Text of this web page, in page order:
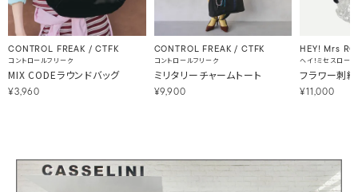
CONTROL FREAK / CTFK
コントロールフリーク
MIX CODEラウンドバッグ
¥3,960
CONTROL FREAK / CTFK
コントロールフリーク
ミリタリーチャームトート
¥9,900
HEY! Mrs
ヘイ！ミセスローズ
フラワー刺繍
¥11,000